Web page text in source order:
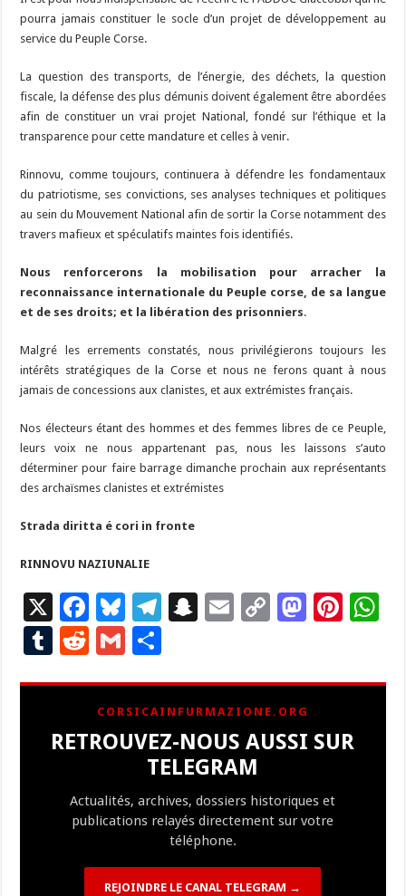
pourra jamais constituer le socle d’un projet de développement au
service du Peuple Corse.
La question des transports, de l’énergie, des déchets, la question
fiscale, la défense des plus démunis doivent également être abordées
afin de constituer un vrai projet National, fondé sur l’éthique et la
transparence pour cette mandature et celles à venir.
Rinnovu, comme toujours, continuera à défendre les fondamentaux
du patriotisme, ses convictions, ses analyses techniques et politiques
au sein du Mouvement National afin de sortir la Corse notamment des
travers mafieux et spéculatifs maintes fois identifiés.
Nous renforcerons la mobilisation pour arracher la
reconnaissance internationale du Peuple corse, de sa langue
et de ses droits; et la libération des prisonniers.
Malgré les errements constatés, nous privilégierons toujours les
intérêts stratégiques de la Corse et nous ne ferons quant à nous
jamais de concessions aux clanistes, et aux extrémistes français.
Nos électeurs étant des hommes et des femmes libres de ce Peuple,
leurs voix ne nous appartenant pas, nous les laissons s’auto
déterminer pour faire barrage dimanche prochain aux représentants
des archaïsmes clanistes et extrémistes
Strada diritta é cori in fronte
RINNOVU NAZIUNALIE
X
F
ac
e
b
o
o
Bl
u
es
ky
T
gr
a
m
S
p
c
h
at
E
l
C
y
Li
n
M
d
n
Pi
es
T
bl
r
R
d
di
t
G
ai
l
ta
g
er
CORSICAINFURMAZIONE.ORG
RETROUVEZ-NOUS AUSSI SUR
TELEGRAM
Actualités, archives, dossiers historiques et
publications relayés directement sur votre
téléphone.
REJOINDRE LE CANAL TELEGRAM →